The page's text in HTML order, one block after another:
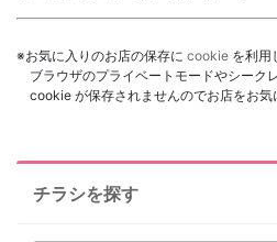
※お気に入りのお店の保存に cookie を利用
ブラウザのプライベートモードやシーク
cookie が保存されませんのでお店をお気
チラシを探す